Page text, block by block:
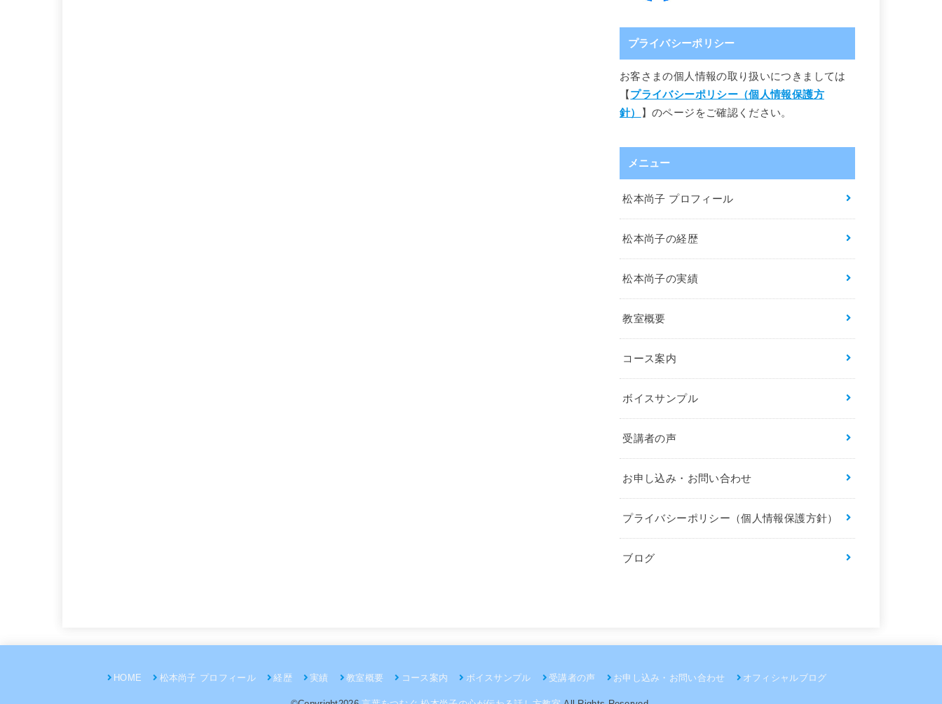
プライバシーポリシー
お客さまの個人情報の取り扱いにつきましては
【プライバシーポリシー（個人情報保護方
針）
】のページをご確認ください。
メニュー
松本尚子 プロフィール
松本尚子の経歴
松本尚子の実績
教室概要
コース案内
ボイスサンプル
受講者の声
お申し込み・お問い合わせ
プライバシーポリシー（個人情報保護方針）
ブログ
HOME 松本尚子 プロフィール 経歴 実績 教室概要 コース案内 ボイスサンプル 受講者の声 お申し込み・お問い合わせ オフィシャルブログ